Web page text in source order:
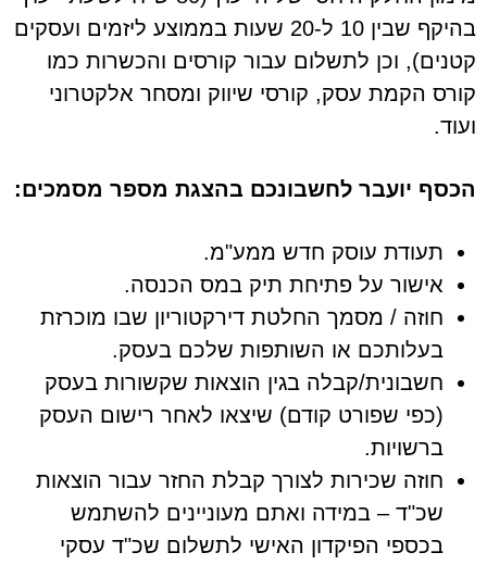
בהיקף שבין 10 ל-20 שעות בממוצע ליזמים ועסקים
קטנים), וכן לתשלום עבור קורסים והכשרות כמו
קורס הקמת עסק, קורסי שיווק ומסחר אלקטרוני
ועוד.
הכסף יועבר לחשבונכם בהצגת מספר מסמכים:
תעודת עוסק חדש ממע"מ.
אישור על פתיחת תיק במס הכנסה.
חוזה / מסמך החלטת דירקטוריון שבו מוכרזת
בעלותכם או השותפות שלכם בעסק.
חשבונית/קבלה בגין הוצאות שקשורות בעסק
(כפי שפורט קודם) שיצאו לאחר רישום העסק
ברשויות.
חוזה שכירות לצורך קבלת החזר עבור הוצאות
שכ"ד – במידה ואתם מעוניינים להשתמש
בכספי הפיקדון האישי לתשלום שכ"ד עסקי